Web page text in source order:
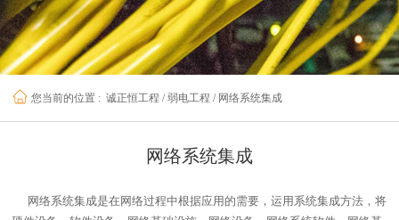
您当前的位置 : 诚正恒工程 / 弱电工程 / 网络系统集成
网络系统集成
网络系统集成是在网络过程中根据应用的需要，运用系统集成方法，将